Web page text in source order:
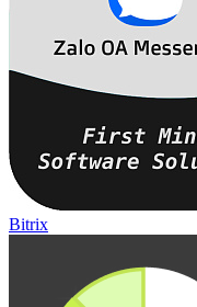
Bitrix